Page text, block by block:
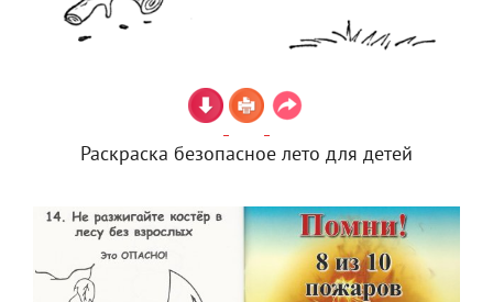
Раскраска безопасное лето для детей